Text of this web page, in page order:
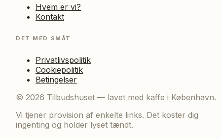
Hvem er vi?
Kontakt
DET MED SMÅT
Privatlivspolitik
Cookiepolitik
Betingelser
© 2026 Tilbudshuset — lavet med kaffe i København.
Vi tjener provision af enkelte links. Det koster dig
ingenting og holder lyset tændt.